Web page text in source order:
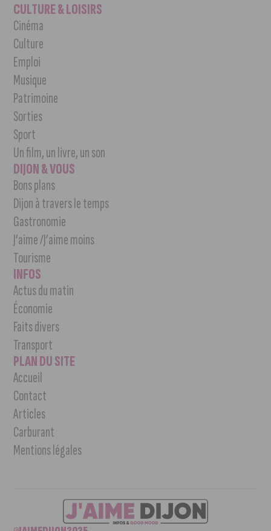
CULTURE & LOISIRS
Cinéma
Culture
Emploi
Musique
Patrimoine
Sorties
Sport
Un film, un livre, un son
DIJON & VOUS
Bons plans
Dijon à travers le temps
Gastronomie
J’aime /J’aime moins
Tourisme
INFOS
Actus du matin
Économie
Faits divers
Transport
PLAN DU SITE
Accueil
Contact
Articles
Carburant
Mentions légales